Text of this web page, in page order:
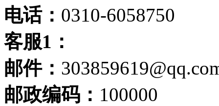
电话： 0310-6058750
客服1：
邮件：
邮政编码： 100000